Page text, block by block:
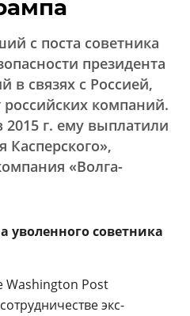
с поста советника
президента
в связях с Россией,
компаний.
г. ему выплатили
Касперского»,
«Волга-
советника
Washington Post
экс-